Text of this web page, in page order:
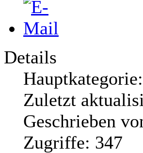
Details
Hauptkategorie:
Zuletzt
Geschrieben
Zugriffe: 347